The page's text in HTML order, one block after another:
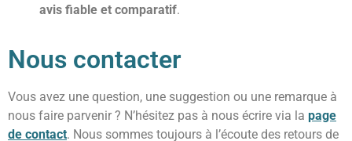
avis fiable et comparatif.
Nous contacter
Vous avez une question, une suggestion ou une remarque à
nous faire parvenir ? N’hésitez pas à nous écrire via la page
de contact. Nous sommes toujours à l’écoute des retours de